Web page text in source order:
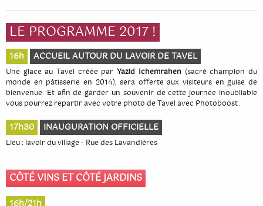
LE PROGRAMME 2017 !
16h ACCUEIL AUTOUR DU LAVOIR DE TAVEL
Une glace au Tavel créée parYazid Ichemrahen (sacré champion du
monde en pâtisserie en 2014), sera offerte aux visiteurs en guise de
bienvenue. Et afin de garder un souvenir de cette journée inoubliable
vous pourrez repartir avec votre photo de Tavel avec Photoboost.
17h30 INAUGURATION OFFICIELLE
Lieu : lavoir du village - Rue des Lavandières
CÔTÉ VINS ET CÔTÉ JARDINS